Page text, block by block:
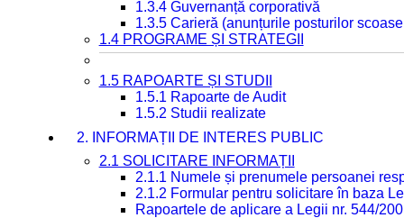
1.3.4 Guvernanță corporativă
1.3.5 Carieră (anunțurile posturilor
1.4 PROGRAME ȘI STRATEGII
1.5 RAPOARTE ȘI STUDII
1.5.1 Rapoarte de Audit
1.5.2 Studii realizate
2. INFORMAȚII DE INTERES PUBLIC
2.1 SOLICITARE INFORMAȚII
2.1.1 Numele și prenumele persoanei
2.1.2 Formular pentru solicitare în baza
Rapoartele de aplicare a Legii nr. 544/